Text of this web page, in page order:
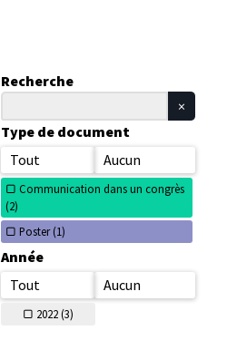
Recherche
Type de document
Tout
Aucun
Communication dans un congrès
(2)
Poster (1)
Année
Tout
Aucun
2022 (3)